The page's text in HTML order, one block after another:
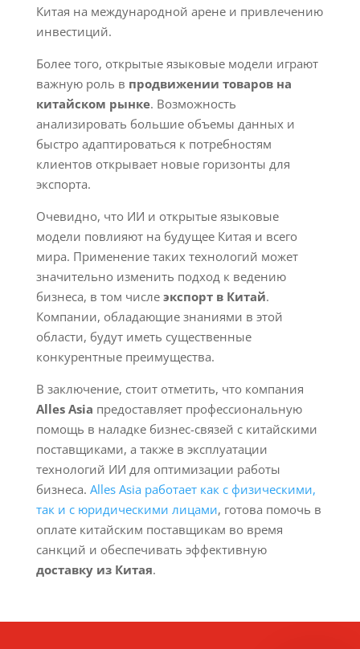
Китая на международной арене и привлечению
инвестиций.
Более того, открытые языковые модели играют
важную роль в продвижении товаров на
китайском рынке. Возможность
анализировать большие объемы данных и
быстро адаптироваться к потребностям
клиентов открывает новые горизонты для
экспорта.
Очевидно, что ИИ и открытые языковые
модели повлияют на будущее Китая и всего
мира. Применение таких технологий может
значительно изменить подход к ведению
бизнеса, в том числе экспорт в Китай.
Компании, обладающие знаниями в этой
области, будут иметь существенные
конкурентные преимущества.
В заключение, стоит отметить, что компания
Alles Asia предоставляет профессиональную
помощь в наладке бизнес-связей с китайскими
поставщиками, а также в эксплуатации
технологий ИИ для оптимизации работы
бизнеса. Alles Asia работает как с физическими,
так и с юридическими лицами, готова помочь в
оплате китайским поставщикам во время
санкций и обеспечивать эффективную
доставку из Китая.